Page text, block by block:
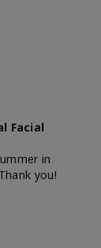
Facial
in
you!